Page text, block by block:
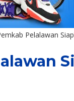
Pelalawan